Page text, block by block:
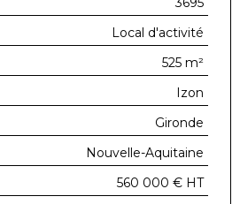
Local d'activité
525 m²
Izon
Gironde
Nouvelle-Aquitaine
560 000 € HT